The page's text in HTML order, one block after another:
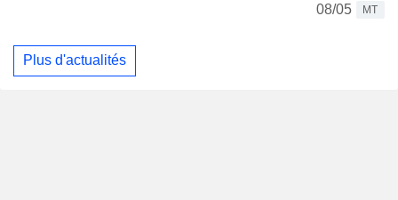
08/05
MT
Plus d'actualités